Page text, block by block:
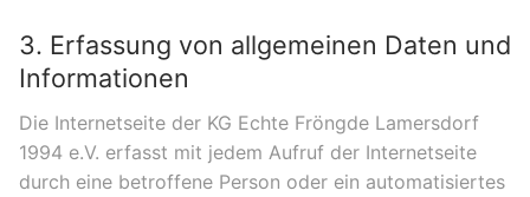
3. Erfassung von allgemeinen Daten und
Informationen
Die Internetseite der KG Echte Fröngde Lamersdorf
1994 e.V. erfasst mit jedem Aufruf der Internetseite
durch eine betroffene Person oder ein automatisiertes